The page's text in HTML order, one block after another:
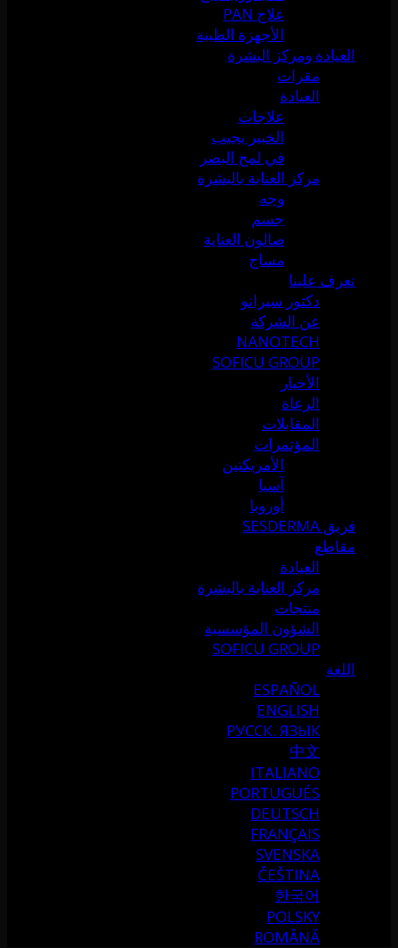
علاج PAN
الأجهزة الطبية
العيادة ومركز البشرة
مقرات
العيادة
علاجات
الخبير يجيب
في لمح البصر
مركز العناية بالبشرة
وجه
جسم
صالون العناية
مساج
تعرف علينا
دكتور سيرانو
عن الشركة
NANOTECH
SOFICU GROUP
الأخبار
الرعاة
المقابلات
المؤتمرات
الأمريكتين
آسيا
أوروبا
فريق SESDERMA
مقاطع
العيادة
مركز العناية بالبشرة
منتجات
الشؤون المؤسسية
SOFICU GROUP
اللغة
ESPAÑOL
ENGLISH
РУССК. ЯЗЫК
中文
ITALIANO
PORTUGUÉS
DEUTSCH
FRANÇAIS
SVENSKA
ČEŠTINA
한국어
POLSKY
ROMÂNĂ